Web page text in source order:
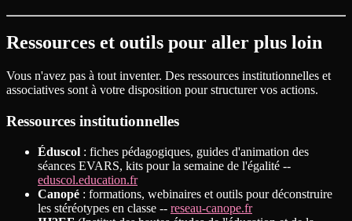
Ressources et outils pour aller plus loin
Vous n'avez pas à tout inventer. Des ressources institutionnelles et
associatives sont à votre disposition pour structurer vos actions.
Ressources institutionnelles
Éduscol : fiches pédagogiques, guides d'animation des
séances EVARS, kits pour la semaine de l'égalité --
eduscol.education.fr
Canopé : formations, webinaires et outils pour déconstruire
les stéréotypes en classe -- reseau-canope.fr